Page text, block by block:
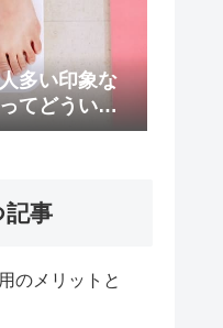
多い印象な
てどういう
記事
のメリットと